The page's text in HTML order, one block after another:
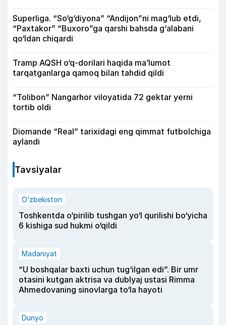
Superliga. “So‘g‘diyona” “Andijon”ni mag‘lub etdi,
“Paxtakor” “Buxoro”ga qarshi bahsda g‘alabani
qo‘ldan chiqardi
Tramp AQSH o‘q-dorilari haqida ma’lumot
tarqatganlarga qamoq bilan tahdid qildi
“Tolibon” Nangarhor viloyatida 72 gektar yerni
tortib oldi
Diomande “Real” tarixidagi eng qimmat futbolchiga
aylandi
Tavsiyalar
O‘zbekiston
Toshkentda o‘pirilib tushgan yo‘l qurilishi bo‘yicha
6 kishiga sud hukmi o‘qildi
Madaniyat
“U boshqalar baxti uchun tug‘ilgan edi”. Bir umr
otasini kutgan aktrisa va dublyaj ustasi Rimma
Ahmedovaning sinovlarga to‘la hayoti
Dunyo